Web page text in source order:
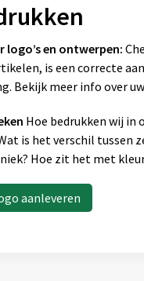
en ontwerpen:
is een correcte
Bekijk meer info over
Hoe bedrukken wij
is het verschil tussen
Hoe zit het met
aanleveren